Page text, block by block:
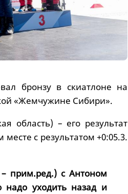
бронзу в скиатлоне на
«Жемчужине Сибири».
область) – его результат
с результатом +0:05.3.
прим.ред.) с Антоном
уходить назад и